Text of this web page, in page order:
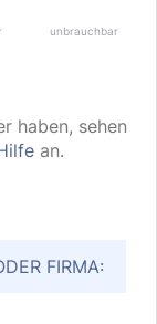
unbrauchbar
haben, sehen
an.
FIRMA: